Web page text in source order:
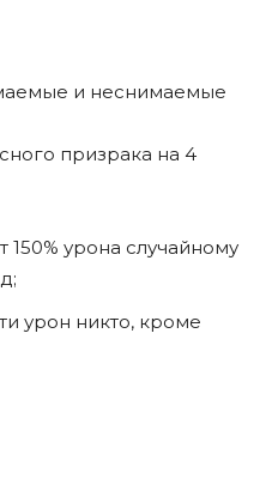
и неснимаемые
призрака на 4
150% урона случайному
урон никто, кроме